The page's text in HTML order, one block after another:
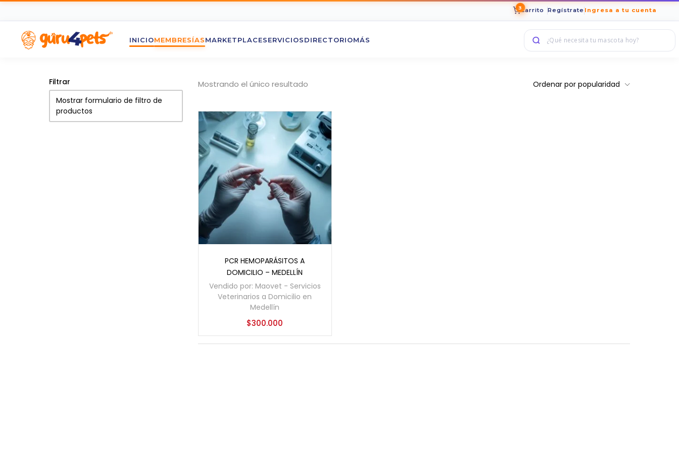
3Carrito Regístrate Ingresa a tu cuenta
INICIOMEMBRESÍASMARKETPLACESERVICIOSDIRECTORIOMÁS
Mostrando el único resultado Ordenar por popularidad
PCR HEMOPARÁSITOS A
DOMICILIO – MEDELLÍN
Vendido por: Maovet - Servicios
Veterinarios a Domicilio en
Medellín
$300.000
Filtrar
Mostrar formulario de filtro de
productos